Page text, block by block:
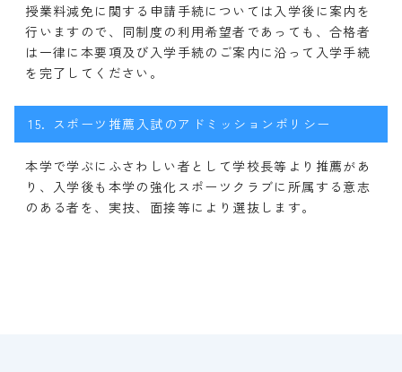
授業料減免に関する申請手続については入学後に案内を
行いますので、同制度の利用希望者であっても、合格者
は一律に本要項及び入学手続のご案内に沿って入学手続
を完了してください。
15. スポーツ推薦入試のアドミッションポリシー
本学で学ぶにふさわしい者として学校長等より推薦があ
り、入学後も本学の強化スポーツクラブに所属する意志
のある者を、実技、面接等により選抜します。